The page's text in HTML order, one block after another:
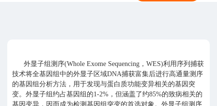
外显子组测序(Whole Exome Sequencing，WES)利用序列捕获
技术将全基因组中的外显子区域DNA捕获富集后进行高通量测序
的基因组分析方法，用于发现与蛋白质功能变异相关的基因突
变。外显子组约占基因组的1-2%，但涵盖了约85%的致病相关的
基因变异，因而成为检测基因组突变的首选对象。外显子组测序